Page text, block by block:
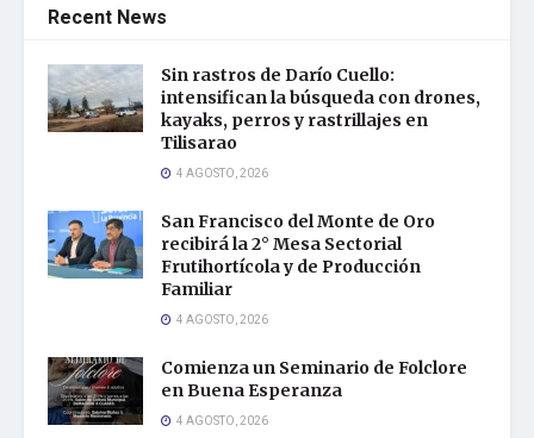
Recent News
Sin rastros de Darío Cuello:
intensifican la búsqueda con drones,
kayaks, perros y rastrillajes en
Tilisarao
4 AGOSTO, 2026
San Francisco del Monte de Oro
recibirá la 2° Mesa Sectorial
Frutihortícola y de Producción
Familiar
4 AGOSTO, 2026
Comienza un Seminario de Folclore
en Buena Esperanza
4 AGOSTO, 2026